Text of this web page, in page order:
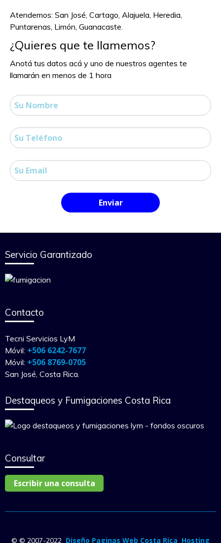
Atendemos: San José, Cartago, Alajuela, Heredia,
Puntarenas, Limón, Guanacaste.
¿Quieres que te llamemos?
Anotá tus datos acá y uno de nuestros agentes te
llamarán en menos de 1 hora
Servicio Garantizado
Contacto
Tecni Servicios LyM
Móvil: +506 6242-7677
Móvil: +506 8769-0705
San José, Costa Rica.
Destaqueos y Fumigaciones Costa Rica
Consultar
Escribir una consulta
© © 2007-2022 Diseño Paginas Web Costa Rica Hosting